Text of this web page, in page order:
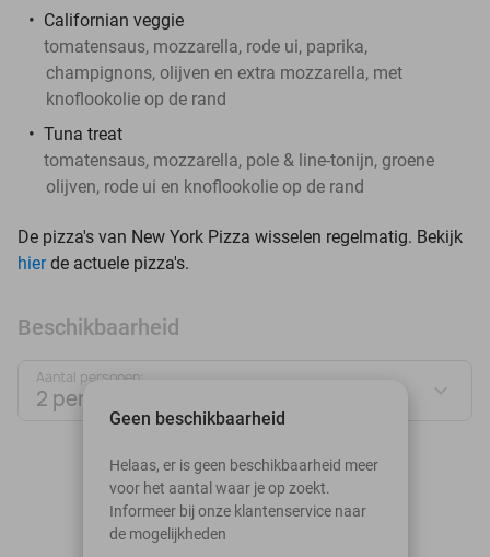
Californian veggie
tomatensaus, mozzarella, rode ui, paprika,
champignons, olijven en extra mozzarella, met
knoflookolie op de rand
Tuna treat
tomatensaus, mozzarella, pole & line-tonijn, groene
olijven, rode ui en knoflookolie op de rand
De pizza's van New York Pizza wisselen regelmatig. Bekijk
hierde actuele pizza's.
Beschikbaarheid
Aantal personen:
2 personen
augustus 2026
Ma
Di Wo Do Vr
Geen beschikbaarheid
Helaas, er is geen beschikbaarheid meer
voor het aantal waar je op zoekt.
Informeer bij onze klantenservice naar
de mogelijkheden